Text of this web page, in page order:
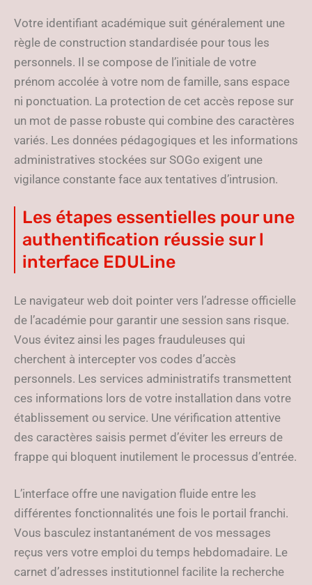
Votre identifiant académique suit généralement une
règle de construction standardisée pour tous les
personnels. Il se compose de l’initiale de votre
prénom accolée à votre nom de famille, sans espace
ni ponctuation. La protection de cet accès repose sur
un mot de passe robuste qui combine des caractères
variés. Les données pédagogiques et les informations
administratives stockées sur SOGo exigent une
vigilance constante face aux tentatives d’intrusion.
Les étapes essentielles pour une
authentification réussie sur l
interface EDULine
Le navigateur web doit pointer vers l’adresse officielle
de l’académie pour garantir une session sans risque.
Vous évitez ainsi les pages frauduleuses qui
cherchent à intercepter vos codes d’accès
personnels. Les services administratifs transmettent
ces informations lors de votre installation dans votre
établissement ou service. Une vérification attentive
des caractères saisis permet d’éviter les erreurs de
frappe qui bloquent inutilement le processus d’entrée.
L’interface offre une navigation fluide entre les
différentes fonctionnalités une fois le portail franchi.
Vous basculez instantanément de vos messages
reçus vers votre emploi du temps hebdomadaire. Le
carnet d’adresses institutionnel facilite la recherche